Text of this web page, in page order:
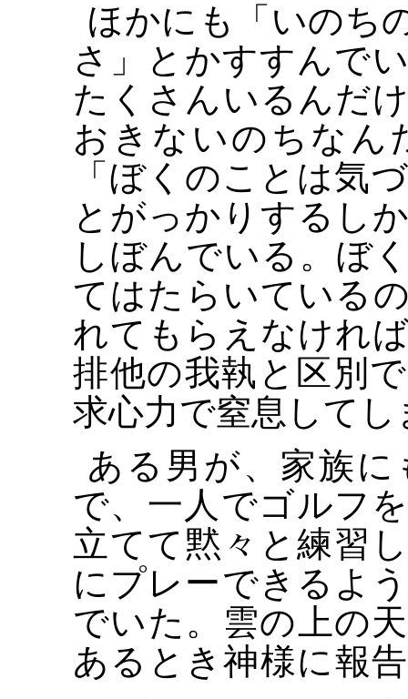
ほかにも「いのち
さ」とかすすんで
たくさんいるんだ
おきないのちなん
「ぼくのことは気
とがっかりするし
しぼんでいる。ぼ
てはたらいている
れてもらえなけれ
排他の我執と区別
求心力で窒息して
ある男が、家族
で、一人でゴルフ
立てて黙々と練習
にプレーできるよ
でいた。雲の上の
あるとき神様に報